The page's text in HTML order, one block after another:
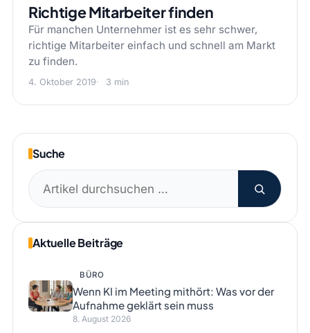
Richtige Mitarbeiter finden
Für manchen Unternehmer ist es sehr schwer,
richtige Mitarbeiter einfach und schnell am Markt
zu finden.
4. Oktober 2019 3 min
Suche
Suchen
nach:
Aktuelle Beiträge
BÜRO
Wenn KI im Meeting mithört: Was vor der
Aufnahme geklärt sein muss
8. August 2026